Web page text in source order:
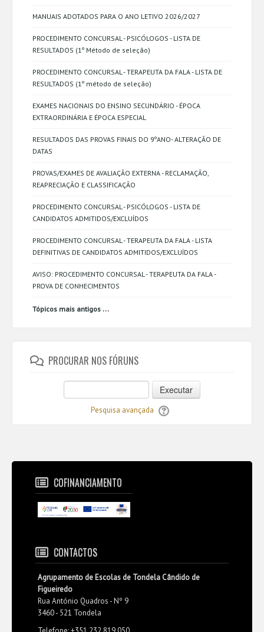
MANUAIS ADOTADOS PARA O ANO LETIVO 2026/2027
PROCEDIMENTO CONCURSAL - PSICÓLOGOS - LISTA DE
RESULTADOS (1º Método de seleção)
PROCEDIMENTO CONCURSAL - TERAPEUTA DA FALA - LISTA DE
RESULTADOS (1º método de seleção)
EXAMES NACIONAIS DO ENSINO SECUNDÁRIO - ÉPOCA
EXTRAORDINÁRIA E ÉPOCA ESPECIAL
RESULTADOS DAS PROVAS FINAIS DO 9ºANO- ALTERAÇÃO DE
DATAS
PROVAS/EXAMES DE AVALIAÇÃO EXTERNA - RECLAMAÇÃO,
REAPRECIAÇÃO E CLASSIFICAÇÃO
PROCEDIMENTO CONCURSAL - PSICÓLOGOS - LISTA DE
CANDIDATOS ADMITIDOS/EXCLUÍDOS
PROCEDIMENTO CONCURSAL - TERAPEUTA DA FALA - LISTA
DEFINITIVAS DE CANDIDATOS ADMITIDOS/EXCLUÍDOS
AVISO: PROCEDIMENTO CONCURSAL - TERAPEUTA DA FALA -
PROVA DE CONHECIMENTOS
Tópicos mais antigos ...
PROCURAR NOS FÓRUNS
Executar
Pesquisa avançada
COFINANCIAMENTO
CONTACTOS
Agrupamento de Escolas de Tondela Cândido de
Figueiredo
Rua António Quadros - Nº 9
3460 - 521 Tondela